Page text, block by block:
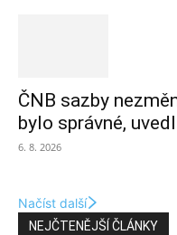
ČNB sazby
bylo správné,
6. 8. 2026
Načíst další
NEJČTENĚJŠÍ ČLÁNKY